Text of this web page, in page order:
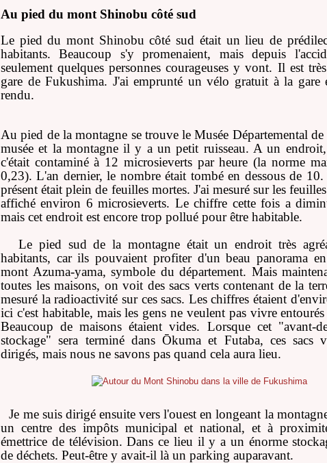
Au pied du mont Shinobu côté sud
Le pied du mont Shinobu côté sud était un lieu de
habitants. Beaucoup s'y promenaient, mais depuis
seulement quelques personnes courageuses y vont. Il est
gare de Fukushima. J'ai emprunté un vélo gratuit à la gare
rendu.
Au pied de la montagne se trouve le Musée Départemental
musée et la montagne il y a un petit ruisseau. A un
c'était contaminé à 12 microsieverts par heure (la norme
0,23). L'an dernier, le nombre était tombé en dessous de 10.
présent était plein de feuilles mortes. J'ai mesuré sur les
affiché environ 6 microsieverts. Le chiffre cette fois a
mais cet endroit est encore trop pollué pour être habitable.
Le pied sud de la montagne était un endroit très
habitants, car ils pouvaient profiter d'un beau panorama
mont Azuma-yama, symbole du département. Mais
toutes les maisons, on voit des sacs verts contenant de la
mesuré la radioactivité sur ces sacs. Les chiffres étaient
ici c'est habitable, mais les gens ne veulent pas vivre entourés
Beaucoup de maisons étaient vides. Lorsque cet "avant-
stockage" sera terminé dans Ōkuma et Futaba, ces sacs
dirigés, mais nous ne savons pas quand cela aura lieu.
Je me suis dirigé ensuite vers l'ouest en longeant la
un centre des impôts municipal et national, et à
émettrice de télévision. Dans ce lieu il y a un énorme
de déchets. Peut-être y avait-il là un parking auparavant.